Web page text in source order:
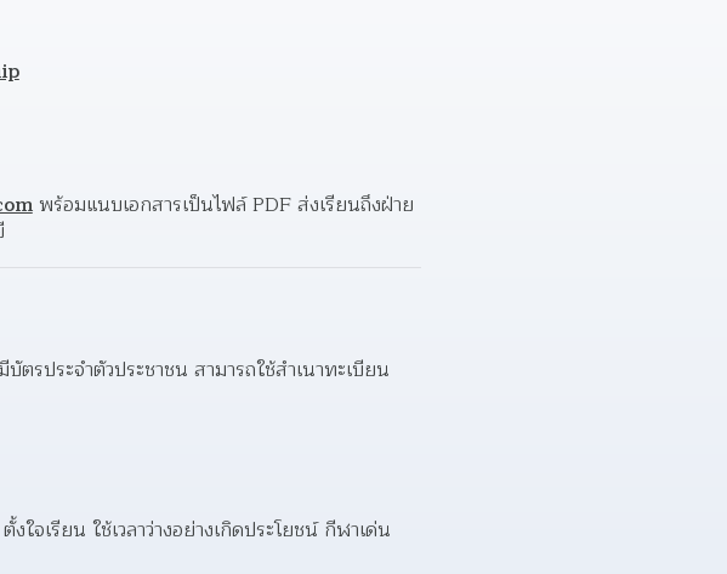
พร้อมแนบเอกสารเป็นไฟล์ PDF ส่งเรียนถึงฝ่าย
รประจำตัวประชาชน สามารถใช้สำเนาทะเบียน
จเรียน ใช้เวลาว่างอย่างเกิดประโยชน์ กีฬาเด่น